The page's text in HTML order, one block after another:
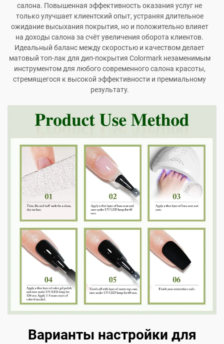
салона. Повышенная эффективность оказания услуг не
только улучшает клиентский опыт, устраняя длительное
ожидание высыхания покрытия, но и положительно влияет
на доходы салона за счёт увеличения оборота клиентов.
Идеальный баланс между скоростью и качеством делает
матовый топ-лак для дип-покрытия Colormark незаменимым
инструментом для любого современного салона красоты,
стремящегося к высокой эффективности и премиальному
результату.
Варианты настройки для